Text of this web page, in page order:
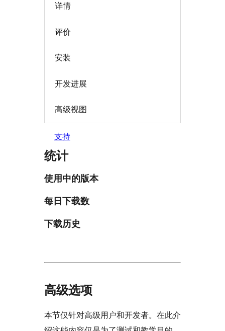
详情
评价
安装
开发进展
高级视图
支持
统计
使用中的版本
每日下载数
下载历史
高级选项
本节仅针对高级用户和开发者。在此介